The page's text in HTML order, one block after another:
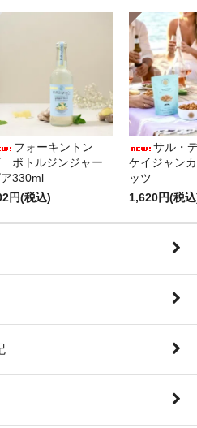
フォーキントン
ボトルジンジャー
330ml
円(税込)
サル・
ケイジャン
ッツ
1,620円(税